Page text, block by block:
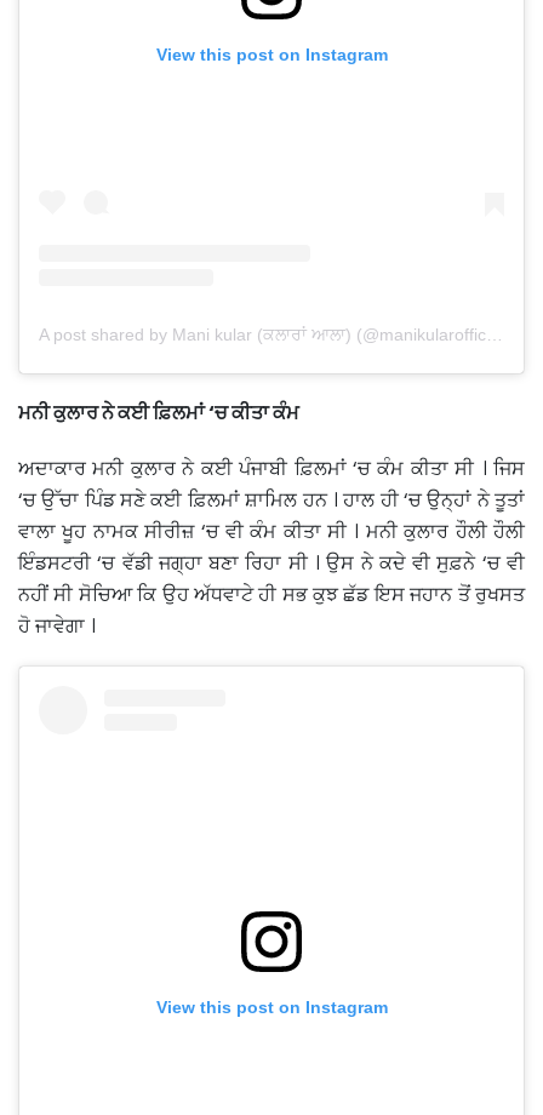
View this post on Instagram
ਮਨੀ ਕੁਲਾਰ ਨੇ ਕਈ ਫ਼ਿਲਮਾਂ ‘ਚ ਕੀਤਾ ਕੰਮ
ਅਦਾਕਾਰ ਮਨੀ ਕੁਲਾਰ ਨੇ ਕਈ ਪੰਜਾਬੀ ਫ਼ਿਲਮਾਂ ‘ਚ ਕੰਮ ਕੀਤਾ ਸੀ । ਜਿਸ
‘ਚ ਉੱਚਾ ਪਿੰਡ ਸਣੇ ਕਈ ਫ਼ਿਲਮਾਂ ਸ਼ਾਮਿਲ ਹਨ । ਹਾਲ ਹੀ ‘ਚ ਉਨ੍ਹਾਂ ਨੇ ਤੂਤਾਂ
ਵਾਲਾ ਖੂਹ ਨਾਮਕ ਸੀਰੀਜ਼ ‘ਚ ਵੀ ਕੰਮ ਕੀਤਾ ਸੀ । ਮਨੀ ਕੁਲਾਰ ਹੌਲੀ ਹੌਲੀ
ਇੰਡਸਟਰੀ ‘ਚ ਵੱਡੀ ਜਗ੍ਹਾ ਬਣਾ ਰਿਹਾ ਸੀ । ਉਸ ਨੇ ਕਦੇ ਵੀ ਸੁਫ਼ਨੇ ‘ਚ ਵੀ
ਨਹੀਂ ਸੀ ਸੋਚਿਆ ਕਿ ਉਹ ਅੱਧਵਾਟੇ ਹੀ ਸਭ ਕੁਝ ਛੱਡ ਇਸ ਜਹਾਨ ਤੋਂ ਰੁਖਸਤ
ਹੋ ਜਾਵੇਗਾ ।
View this post on Instagram